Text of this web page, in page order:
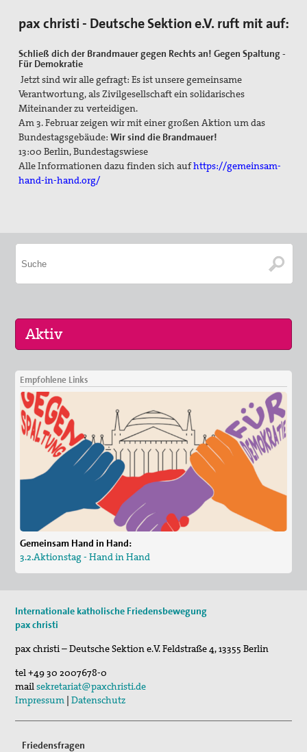
pax christi - Deutsche Sektion e.V. ruft mit auf:
Schließ dich der Brandmauer gegen Rechts an!Gegen Spaltung -
Für Demokratie
Jetzt sind wir alle gefragt: Es ist unsere gemeinsame
Verantwortung, als Zivilgesellschaft ein solidarisches
Miteinander zu verteidigen.
Am 3. Februar zeigen wir mit einer großen Aktion um das
Bundestagsgebäude:Wir sind die Brandmauer!
13:00 Berlin, Bundestagswiese
Alle Informationen dazu finden sich aufhttps://gemeinsam-
hand-in-hand.org/
29. Aug 2026
Fahrradpilgertour 2026
30. Aug 2026
St. Peter-Lindenberg: Lesungen unter den Lind…
03. Sep 2026
Mahnwache
Empfohlene Links
Gemeinsam Hand in Hand:
3.2.Aktionstag - Hand in Hand
Internationale katholische Friedensbewegung
pax christi
pax christi – Deutsche Sektion e.V.Feldstraße 4,13355 Berlin
tel+49 30 2007678-0
mailsekretariat@paxchristi.de
Impressum |Datenschutz
Friedensfragen